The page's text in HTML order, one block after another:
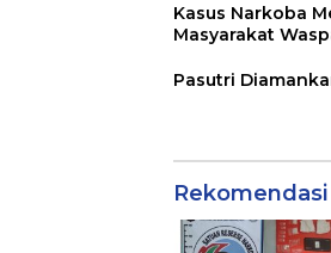
Kasus Narkoba
Masyarakat
Pasutri